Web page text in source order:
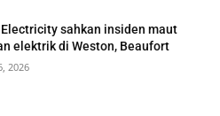
Electricity sahkan insiden maut
elektrik di Weston, Beaufort
2026